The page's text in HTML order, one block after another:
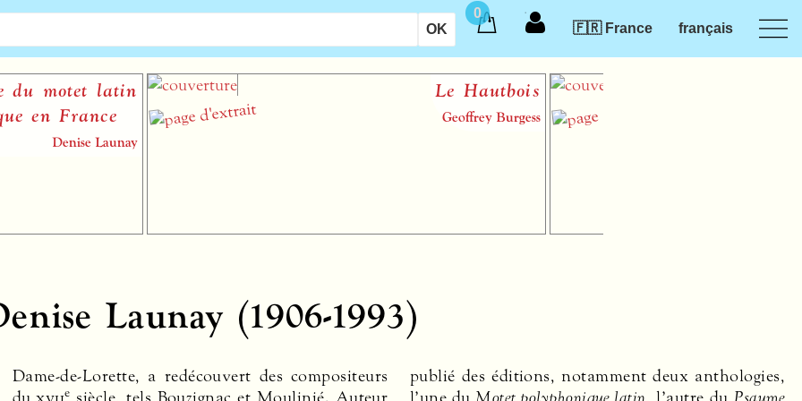
0
🇫🇷 France
français
Introduction à la théorie
des musiques
Launay (1906-1993)
e
publié des éditions, notamment deux anthologies,